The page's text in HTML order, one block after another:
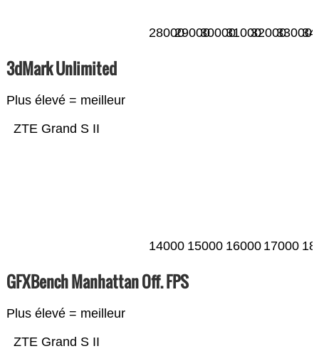
280002900030000310003200033000
3dMark Unlimited
Plus élevé = meilleur
ZTE Grand S II
14000 15000 16000 17000
GFXBench Manhattan Off. FPS
Plus élevé = meilleur
ZTE Grand S II